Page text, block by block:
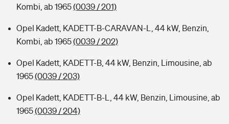
Tools
Kinderunfall-Check: Mehr Sicherheit für deine Kids
Typklassen: So ist Ihr Auto eingestuft
Kombi, ab 1965(0039 / 201)
Opel Kadett, KADETT-B-CARAVAN-L, 44 kW, Benzin,
Kombi, ab 1965(0039 / 202)
Opel Kadett, KADETT-B, 44 kW, Benzin, Limousine, ab
1965(0039 / 203)
Opel Kadett, KADETT-B-L, 44 kW, Benzin, Limousine, ab
1965(0039 / 204)